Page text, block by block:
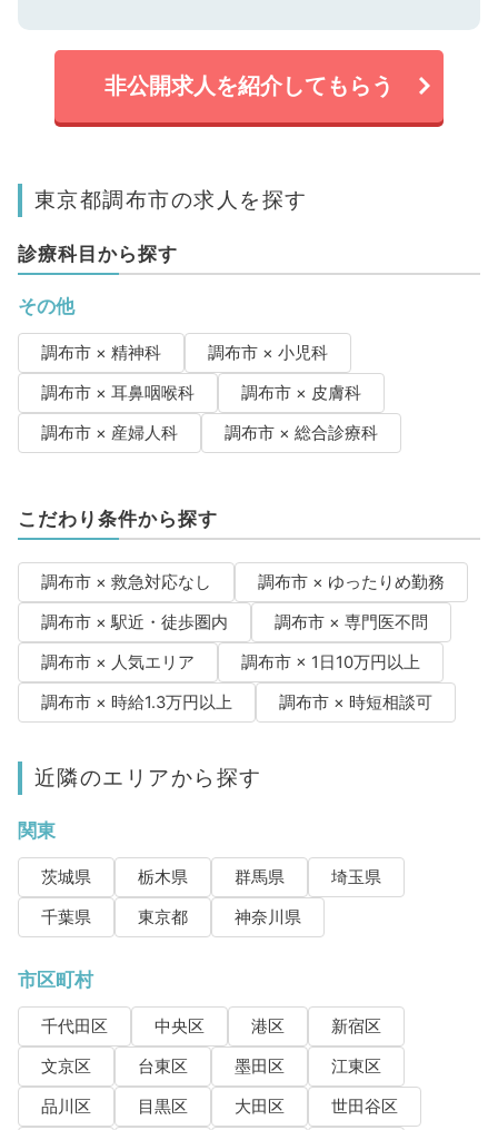
非公開求人を紹介してもらう
東京都調布市の求人を探す
診療科目から探す
その他
調布市 × 精神科
調布市 × 小児科
調布市 × 耳鼻咽喉科
調布市 × 皮膚科
調布市 × 産婦人科
調布市 × 総合診療科
こだわり条件から探す
調布市 × 救急対応なし
調布市 × ゆったりめ勤務
調布市 × 駅近・徒歩圏内
調布市 × 専門医不問
調布市 × 人気エリア
調布市 × 1日10万円以上
調布市 × 時給1.3万円以上
調布市 × 時短相談可
近隣のエリアから探す
関東
茨城県 栃木県 群馬県
埼玉県
千葉県
東京都 神奈川県
市区町村
千代田区 中央区 港区
新宿区
文京区
台東区 墨田区
江東区
品川区
目黒区 大田区
世田谷区